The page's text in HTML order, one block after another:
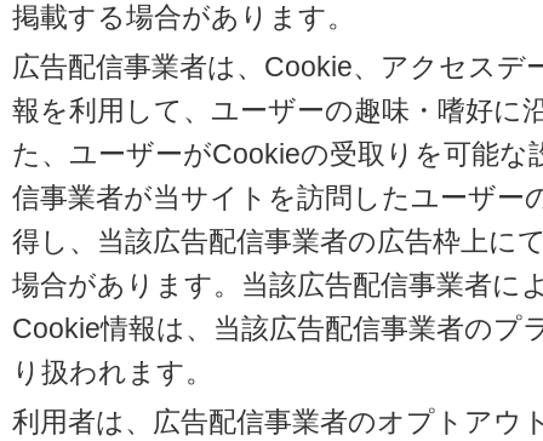
掲載する場合があります。
広告配信事業者は、Cookie、アクセスデ
報を利用して、ユーザーの趣味・嗜好に
た、ユーザーがCookieの受取りを可能
信事業者が当サイトを訪問したユーザー
得し、当該広告配信事業者の広告枠上に
場合があります。当該広告配信事業者に
Cookie情報は、当該広告配信事業者のプ
り扱われます。
利用者は、広告配信事業者のオプトアウ